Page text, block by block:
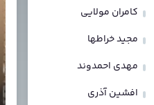
کامران مولایی
مجید خراطها
مهدی احمدوند
افشین آذری